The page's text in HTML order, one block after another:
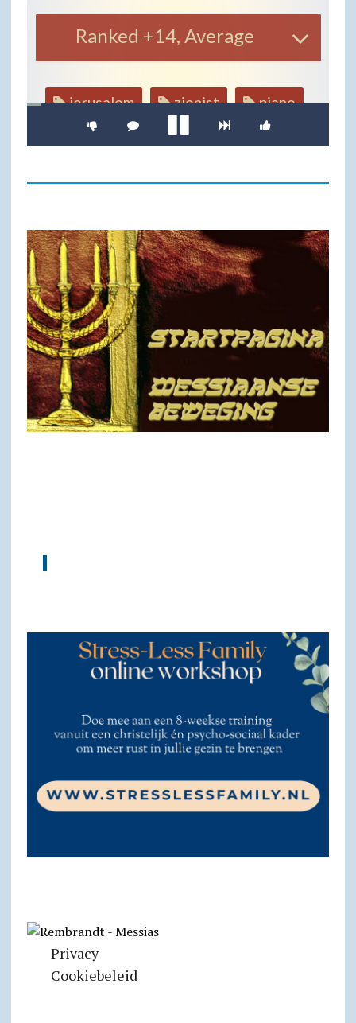
Privacy
Cookiebeleid